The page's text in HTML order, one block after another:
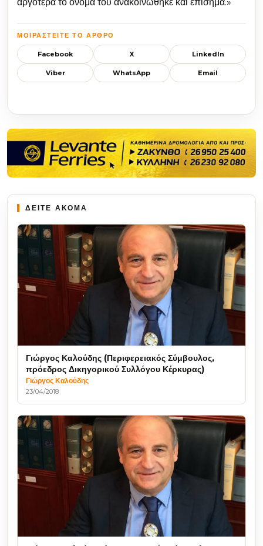
ΜΟΙΡΑΣΤΕΊΤΕ ΤΟ ΆΡΘΡΟ
Facebook X LinkedIn
Viber WhatsApp Email
ΔΕΙΤΕ ΑΚΟΜΑ
Γιώργος Καλούδης (Περιφερειακός Σύμβουλος,
πρόεδρος Δικηγορικού Συλλόγου Κέρκυρας)
Γιώργος Καλούδης
23/04/2018